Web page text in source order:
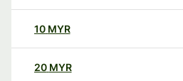
10 MYR
20 MYR